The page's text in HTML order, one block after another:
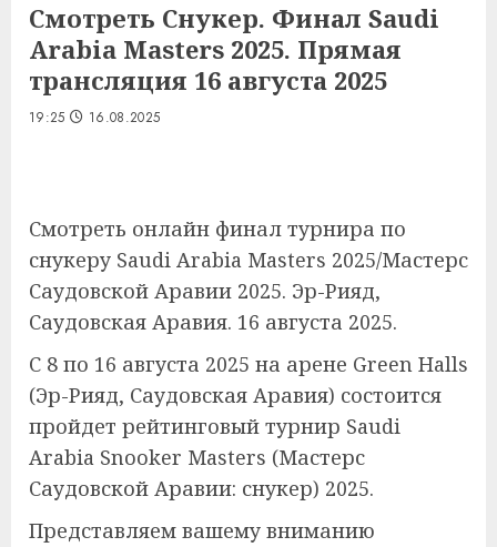
Смотреть Снукер. Финал Saudi
Arabia Masters 2025. Прямая
трансляция 16 августа 2025
19:25 16.08.2025
Смотреть онлайн финал турнира по
снукеру Saudi Arabia Masters 2025/Мастерс
Саудовской Аравии 2025. Эр-Рияд,
Саудовская Аравия. 16 августа 2025.
С 8 по 16 августа 2025 на арене Green Halls
(Эр-Рияд, Саудовская Аравия) состоится
пройдет рейтинговый турнир Saudi
Arabia Snooker Masters (Мастерс
Саудовской Аравии: снукер) 2025.
Представляем вашему вниманию